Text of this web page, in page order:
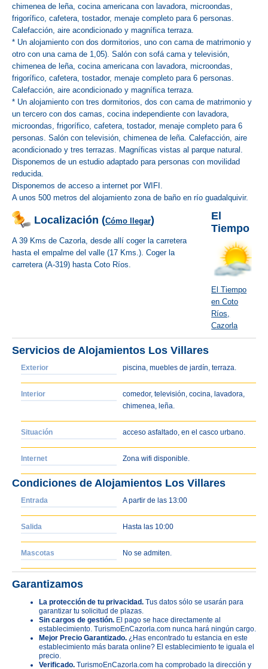
chimenea de leña, cocina americana con lavadora, microondas,
frigorífico, cafetera, tostador, menaje completo para 6 personas.
Calefacción, aire acondicionado y magnífica terraza.
* Un alojamiento con dos dormitorios, uno con cama de matrimonio y
otro con una cama de 1,05). Salón con sofá cama y televisión,
chimenea de leña, cocina americana con lavadora, microondas,
frigorífico, cafetera, tostador, menaje completo para 6 personas.
Calefacción, aire acondicionado y magnífica terraza.
* Un alojamiento con tres dormitorios, dos con cama de matrimonio y
un tercero con dos camas, cocina independiente con lavadora,
microondas, frigorífico, cafetera, tostador, menaje completo para 6
personas. Salón con televisión, chimenea de leña. Calefacción, aire
acondicionado y tres terrazas. Magníficas vistas al parque natural.
Disponemos de un estudio adaptado para personas con movilidad
reducida.
Disponemos de acceso a internet por WIFI.
A unos 500 metros del alojamiento zona de baño en río guadalquivir.
Localización (Cómo llegar)
A 39 Kms de Cazorla, desde allí coger la carretera
hasta el empalme del valle (17 Kms.). Coger la
carretera (A-319) hasta Coto Ríos.
El
Tiempo
El Tiempo
en Coto
Ríos,
Cazorla
Servicios de Alojamientos Los Villares
Exterior piscina, muebles de jardín, terraza.
Interior
comedor, televisión, cocina, lavadora,
chimenea, leña.
Situación acceso asfaltado, en el casco urbano.
Internet Zona wifi disponible.
Condiciones de Alojamientos Los Villares
Entrada A partir de las 13:00
Salida Hasta las 10:00
Mascotas No se admiten.
Garantizamos
La protección de tu privacidad. Tus datos sólo se usarán para
garantizar tu solicitud de plazas.
Sin cargos de gestión. El pago se hace directamente al
establecimiento. TurismoEnCazorla.com nunca hará ningún cargo.
Mejor Precio Garantizado. ¿Has encontrado tu estancia en este
establecimiento más barata online? El establecimiento te iguala el
precio.
Verificado. TurismoEnCazorla.com ha comprobado la dirección y